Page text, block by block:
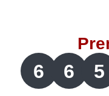
Lotería de
Lotería del
6 6 5